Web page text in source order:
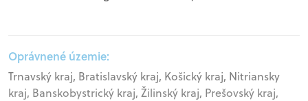
Oprávnené územie:
Trnavský kraj, Bratislavský kraj, Košický kraj, Nitriansky
kraj, Banskobystrický kraj, Žilinský kraj, Prešovský kraj,